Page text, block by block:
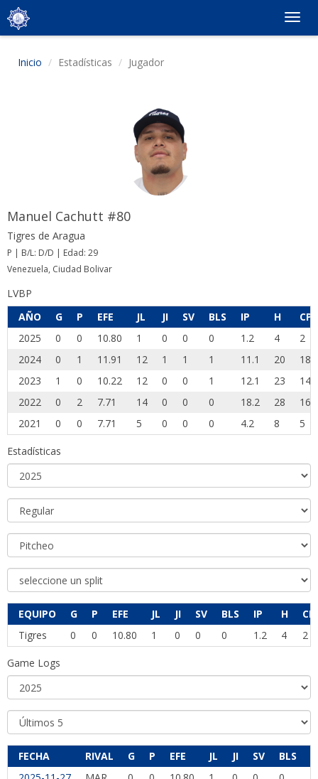
Inicio Estadísticas Jugador
Manuel Cachutt #80
Tigres de Aragua
P | B/L: D/D | Edad: 29
Venezuela, Ciudad Bolivar
LVBP
AÑO
G P EFE JL JI SV BLS IP H
CP
2025
0 0 10.80 1 0 0 0 1.2 4
2
2024
0 1 11.91 12 1 1 1 11.1 20
18
2023
1 0 10.22 12 0 0 1 12.1 23
14
2022
0 2 7.71 14 0 0 0 18.2 28
16
2021
0 0 7.71 5 0 0 0 4.2 8 5
Estadísticas
EQUIPO G P EFE JL JI SV BLS IP H
CP
Tigres
0 0 10.80 1 0 0 0 1.2 4 2
Game Logs
FECHA RIVAL G P EFE JL JI SV BLS